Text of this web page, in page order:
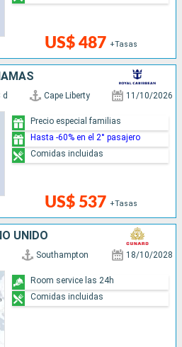
US$ 487 +Tasas
d Cape Liberty 11/10/2026
US$ 537 +Tasas
Precio especial familias
Hasta -60% en el 2° pasajero
Comidas incluidas
UNIDO
Southampton 18/10/2028
Room service las 24h
Comidas incluidas